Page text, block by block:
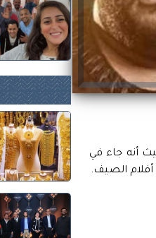
أنه جاء في
أفلام الصيف.